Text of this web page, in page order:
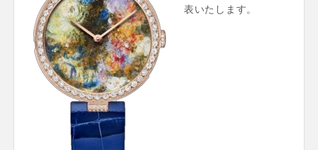
表いたします。